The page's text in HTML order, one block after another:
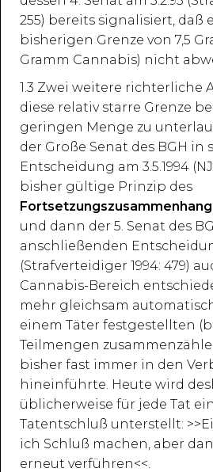
255) bereits signalisiert, daß
bisherigen Grenze von 7,5
Gramm Cannabis) nicht
1.3 Zwei weitere richterliche
diese relativ starre Grenze
geringen Menge zu
der Große Senat des BGH in
Entscheidung am 3.5.1994
bisher gültige Prinzip des
und dann der 5. Senat des
anschließenden
(Strafverteidiger 1994: 479)
Cannabis-Bereich
mehr gleichsam
einem Täter festgestellten
Teilmengen
bisher fast immer in den
hineinführte. Heute wird
üblicherweise für jede Tat
Tatentschluß unterstellt:
ich Schluß machen, aber
erneut verführen<<.